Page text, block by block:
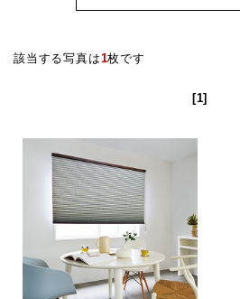
該当する写真は1枚です
[1]